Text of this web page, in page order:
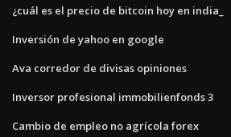
¿cuál es el precio de bitcoin hoy en india_
Inversión de yahoo en google
Ava corredor de divisas opiniones
Inversor profesional immobilienfonds 3
Cambio de empleo no agrícola forex